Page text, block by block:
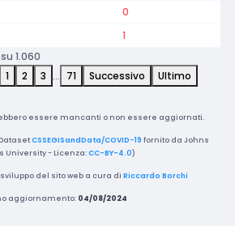
0
1
1.060
1 2 3 … 71 Successivo Ultimo
essere mancanti o non essere aggiornati.
CSSEGISandData/COVID-19 fornito da Johns
University - Licenza:CC-BY-4.0)
del sito web a cura di Riccardo Borchi
aggiornamento: 04/08/2024